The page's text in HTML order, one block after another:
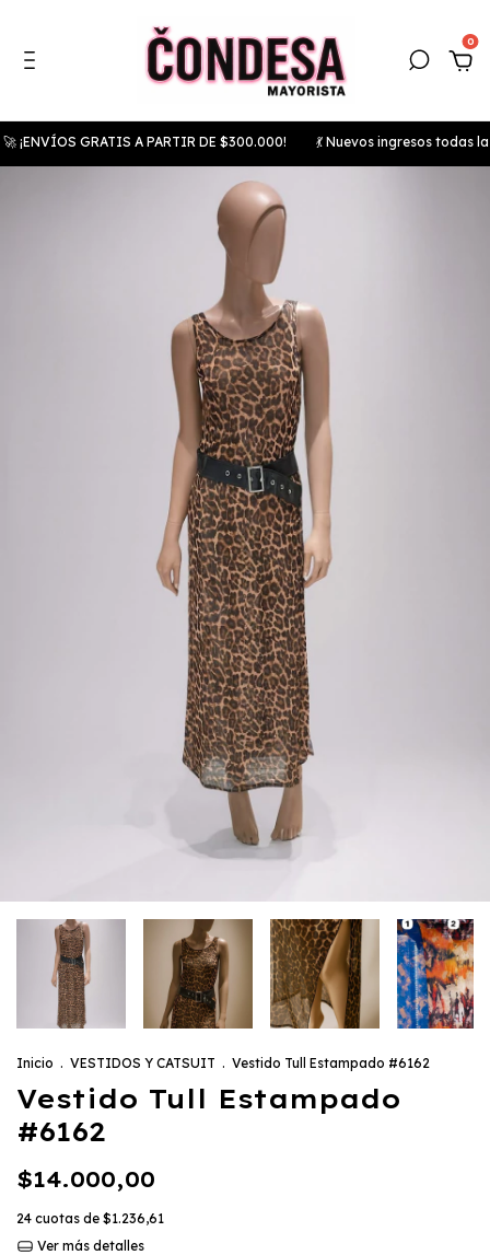
0
GRATIS A PARTIR DE $300.000! 💃 Nuevos ingresos todas las
Inicio . VESTIDOS Y CATSUIT . Vestido Tull Estampado #6162
Vestido Tull Estampado
#6162
$14.000,00
24 cuotas de $1.236,61
Ver más detalles